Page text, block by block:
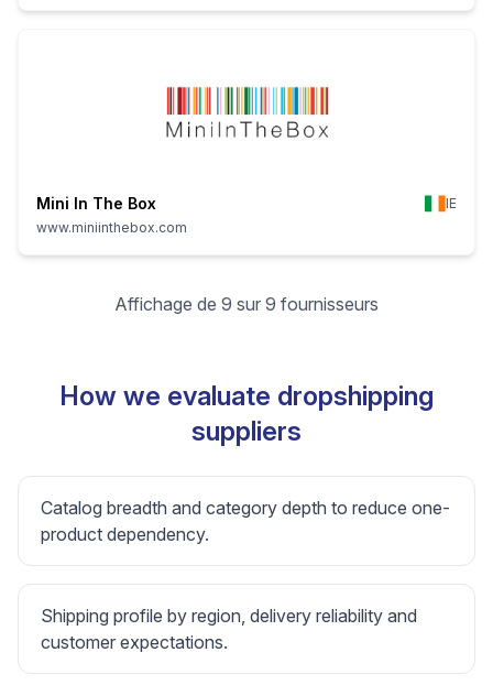
Mini In The Box
IE
www.miniinthebox.com
Affichage de 9 sur 9 fournisseurs
How we evaluate dropshipping
suppliers
Catalog breadth and category depth to reduce one-
product dependency.
Shipping profile by region, delivery reliability and
customer expectations.